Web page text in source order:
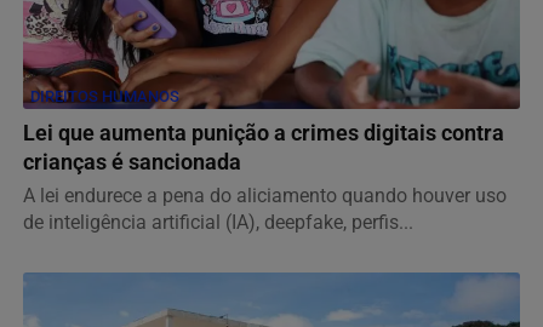
DIREITOS HUMANOS
Lei que aumenta punição a crimes digitais contra
crianças é sancionada
A lei endurece a pena do aliciamento quando houver uso
de inteligência artificial (IA), deepfake, perfis...